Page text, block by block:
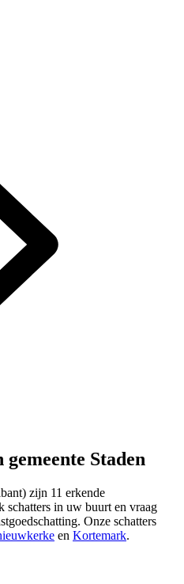
Staden
) zijn 11 erkende
schatters in uw buurt en vraag
Onze schatters
en Kortemark.